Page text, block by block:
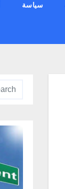
سياسة